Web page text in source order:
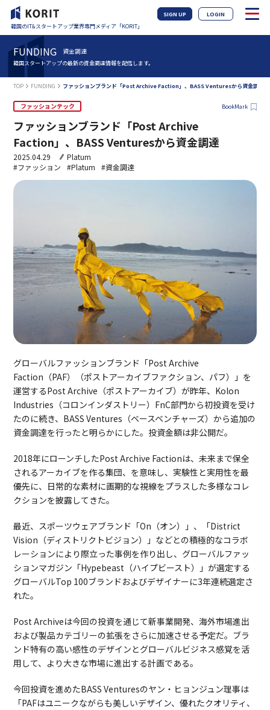
韓国のIT&スタートアップ業界専門メディア「KORIT」
SIGN UP LOGIN
FUNDING 資金調達
韓国スタートアップの最新の資金調達情報を配信します。
TOP FUNDING ファッションブランド「Post Archive Faction」、BASS Venturesから資金調達
ファッションテック BookMark
ファッションブランド「Post Archive
Faction」、BASS Venturesから資金調達
2025.04.29
Platum
#ファッション
#Platum #資金調達
グローバルファッションブランド「Post Archive
Faction（PAF）（ポストアーカイブファクション、パフ）」を
運営するPost Archive（ポストアーカイブ）が昨年、Kolon
Industries（コロンインダストリー）FnC部門から初投資を受け
たのに続き、BASS Ventures（ベースベンチャーズ）から追加の
資金調達を行ったと明らかにした。投資金額は非公開だ。
2018年にローンチしたPost Archive Factionは、未来まで保全
されるアーカイブを作る集団、を意味し、実験性と実用性を最
優先に、日常的な素材に画期的な視線をプラスした多様なコレ
クションを披露してきた。
最近、スポーツウェアブランド「On（オン）」、「District
Vision（ディストリクトビジョン）」などとの積極的なコラボ
レーションにより際立った事例を作り出し、グローバルファッ
ションマガジン「Hypebeast（ハイプビースト）」が選定する
グローバルTop 100ブランドおよびデザイナーに3年連続選定さ
れた。
Post Archiveは今回の投資を通じて新事業開発、海外市場進出
および製品カテゴリーの拡張をさらに加速させる予定だ。ブラ
ンド特有の高い感性のデザインとグローバルビジネス感覚を活
用して、より大きな市場に進出する計画である。
今回投資を進めたBASS Venturesのヤン・ヒョンジュン理事は
「PAFはユニークながらも美しいデザイン、優れたクオリティ、